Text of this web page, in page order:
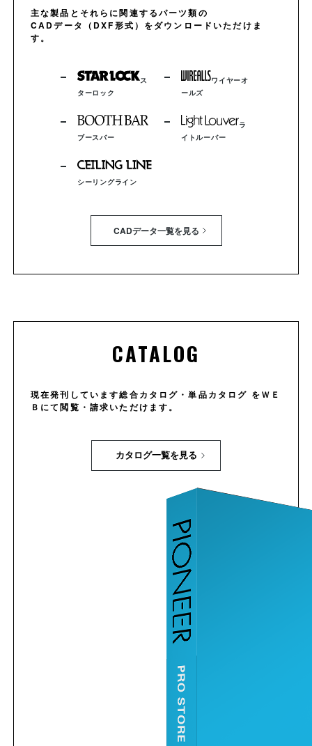
主な製品とそれらに関連するパーツ類の
CADデータ（DXF形式）をダウンロードいただけま
す。
ス
ターロック
ブースバー
シーリングライン
ワイヤーオ
ールズ
ラ
イトルーバー
CADデータ一覧を見る
CATALOG
現在発刊しています総合カタログ・単品カタログ をＷＥ
Ｂにて閲覧・請求いただけます。
カタログ一覧を見る